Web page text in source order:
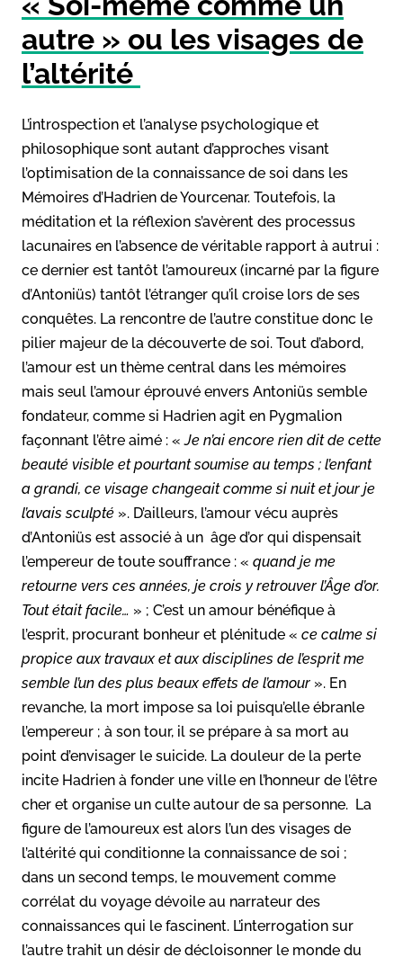
autre » ou les visages de
l’altérité
L’introspection et l’analyse psychologique et
philosophique sont autant d’approches visant
l’optimisation de la connaissance de soi dans les
Mémoires d’Hadrien de Yourcenar. Toutefois, la
méditation et la réflexion s’avèrent des processus
lacunaires en l’absence de véritable rapport à autrui :
ce dernier est tantôt l’amoureux (incarné par la figure
d’Antoniüs) tantôt l’étranger qu’il croise lors de ses
conquêtes. La rencontre de l’autre constitue donc le
pilier majeur de la découverte de soi. Tout d’abord,
l’amour est un thème central dans les mémoires
mais seul l’amour éprouvé envers Antoniüs semble
fondateur, comme si Hadrien agit en Pygmalion
façonnant l’être aimé : «Je n’ai encore rien dit de cette
beauté visible et pourtant soumise au temps ; l’enfant
a grandi, ce visage changeait comme si nuit et jour je
l’avais sculpté ». D’ailleurs, l’amour vécu auprès
d’Antoniüs est associé à un âge d’or qui dispensait
l’empereur de toute souffrance : « quand je me
retourne vers ces années, je crois y retrouver l’Âge d’or.
Tout était facile… » ; C’est un amour bénéfique à
l’esprit, procurant bonheur et plénitude « ce calme si
propice aux travaux et aux disciplines de l’esprit me
semble l’un des plus beaux effets de l’amour ». En
revanche, la mort impose sa loi puisqu’elle ébranle
l’empereur ; à son tour, il se prépare à sa mort au
point d’envisager le suicide. La douleur de la perte
incite Hadrien à fonder une ville en l’honneur de l’être
cher et organise un culte autour de sa personne. La
figure de l’amoureux est alors l’un des visages de
l’altérité qui conditionne la connaissance de soi ;
dans un second temps, le mouvement comme
corrélat du voyage dévoile au narrateur des
connaissances qui le fascinent. L’interrogation sur
l’autre trahit un désir de décloisonner le monde du